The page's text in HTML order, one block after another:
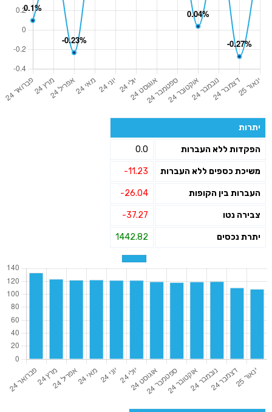
יתרות
הפקדות ללא העברות 0.0
משיכת כספים ללא העברות -11.23
העברות בין הקופות -26.04
צבירה נטו -37.27
יתרת נכסים 1442.82